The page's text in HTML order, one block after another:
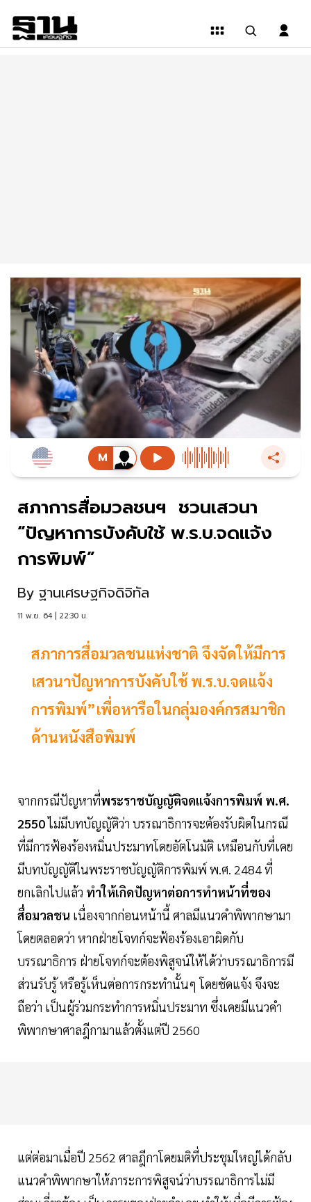
สภาการสื่อมวลชนฯ ชวนเสวนา
“ปัญหาการบังคับใช้ พ.ร.บ.จดแจ้ง
การพิมพ์”
By ฐานเศรษฐกิจดิจิทัล
11 พ.ย. 64 | 22:30 น.
สภาการสื่อมวลชนแห่งชาติ จึงจัดให้มีการ
เสวนาปัญหาการบังคับใช้ พ.ร.บ.จดแจ้ง
การพิมพ์”เพื่อหารือในกลุ่มองค์กรสมาชิก
ด้านหนังสือพิมพ์
จากกรณีปัญหาที่พระราชบัญญัติจดแจ้งการพิมพ์ พ.ศ.
2550ไม่มีบทบัญญัติว่า บรรณาธิการจะต้องรับผิดในกรณี
ที่มีการฟ้องร้องหมิ่นประมาทโดยอัตโนมัติ เหมือนกับที่เคย
มีบทบัญญัติในพระราชบัญญัติการพิมพ์ พ.ศ. 2484 ที่
ยกเลิกไปแล้ว ทำให้เกิดปัญหาต่อการทำหน้าที่ของ
สื่อมวลชน เนื่องจากก่อนหน้านี้ ศาลมีแนวคำพิพากษามา
โดยตลอดว่า หากฝ่ายโจทก์จะฟ้องร้องเอาผิดกับ
บรรณาธิการ ฝ่ายโจทก์จะต้องพิสูจน์ให้ได้ว่าบรรณาธิการมี
ส่วนรับรู้ หรือรู้เห็นต่อการกระทำนั้นๆ โดยชัดแจ้ง จึงจะ
ถือว่า เป็นผู้ร่วมกระทำการหมิ่นประมาท ซึ่งเคยมีแนวคำ
พิพากษาศาลฎีกามาแล้วตั้งแต่ปี 2560
แต่ต่อมาเมื่อปี 2562 ศาลฎีกาโดยมติที่ประชุมใหญ่ได้กลับ
แนวคำพิพากษาให้ภาระการพิสูจน์ว่าบรรณาธิการไม่มี